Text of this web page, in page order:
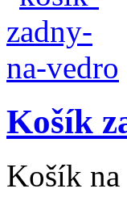
Košík
Košík na